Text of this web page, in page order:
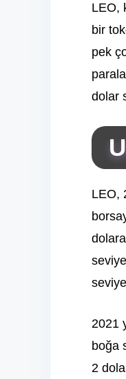
LEO,
bir
pek
dolar
LEO,
2021
boğa
2